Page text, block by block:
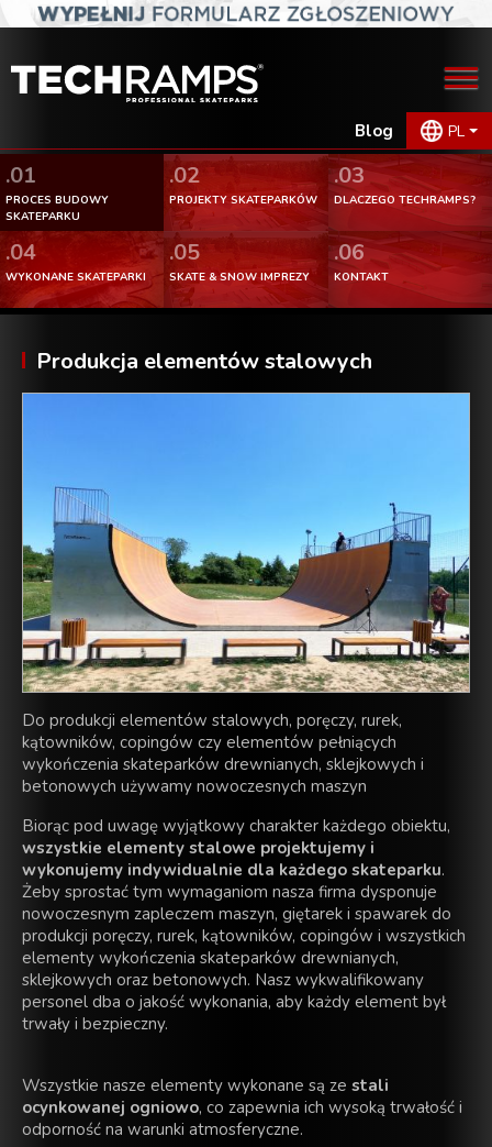
Blog PL
.01
PROCES BUDOWY
SKATEPARKU
.02
PROJEKTY SKATEPARKÓW
.03
DLACZEGO TECHRAMPS?
.04
WYKONANE SKATEPARKI
.05
SKATE & SNOW IMPREZY
.06
KONTAKT
Produkcja elementów stalowych
Do produkcji elementów stalowych, poręczy, rurek,
kątowników, copingów czy elementów pełniących
wykończenia skateparków drewnianych, sklejkowych i
betonowych używamy nowoczesnych maszyn
Biorąc pod uwagę wyjątkowy charakter każdego obiektu,
wszystkie elementy stalowe projektujemy i
wykonujemy indywidualnie dla każdego skateparku.
Żeby sprostać tym wymaganiom nasza firma dysponuje
nowoczesnym zapleczem maszyn, giętarek i spawarek do
produkcji poręczy, rurek, kątowników, copingów i wszystkich
elementy wykończenia skateparków drewnianych,
sklejkowych oraz betonowych. Nasz wykwalifikowany
personel dba o jakość wykonania, aby każdy element był
trwały i bezpieczny.
Wszystkie nasze elementy wykonane są ze stali
ocynkowanej ogniowo, co zapewnia ich wysoką trwałość i
odporność na warunki atmosferyczne.